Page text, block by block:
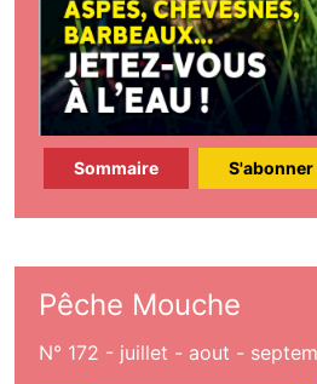
Sommaire S'abonner
Pêche Mouche
N° 172 - juillet - aout -